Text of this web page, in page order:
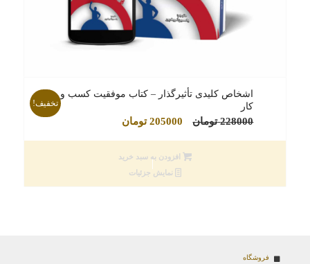
اشخاص کلیدی تأثیرگذار – کتاب موفقیت کسب و
کار
228000 تومان
قیمت
228000 تومان
بود.
205000 تومانقیمت
تخفیف!
افزودن به سبد خرید
نمایش جزئیات
فروشگاه